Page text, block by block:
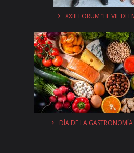
XXIII FORUM “LE VIE DEI
DÍA DE LA GASTRONOMÍA